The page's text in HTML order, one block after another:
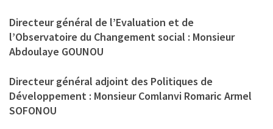
Directeur général de l’Evaluation et de
l’Observatoire du Changement social : Monsieur
Abdoulaye GOUNOU
Directeur général adjoint des Politiques de
Développement : Monsieur Comlanvi Romaric Armel
SOFONOU